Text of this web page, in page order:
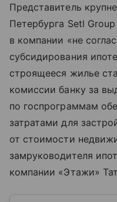
Представитель
Петербурга Setl
в компании «не
субсидирования
строящееся жилье
комиссии банку за
по госпрограммам
затратами для
от стоимости
замруководителя
компании «Этажи»